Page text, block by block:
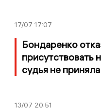
17/07 17:07
Бондаренко
присутствовать
судья не
13/07 20:51